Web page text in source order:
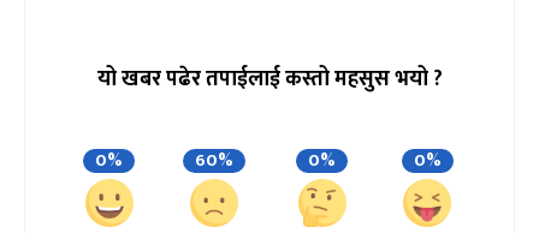
यो खबर पढेर तपाईलाई कस्तो महसुस भयो ?
0% 60% 0% 0%